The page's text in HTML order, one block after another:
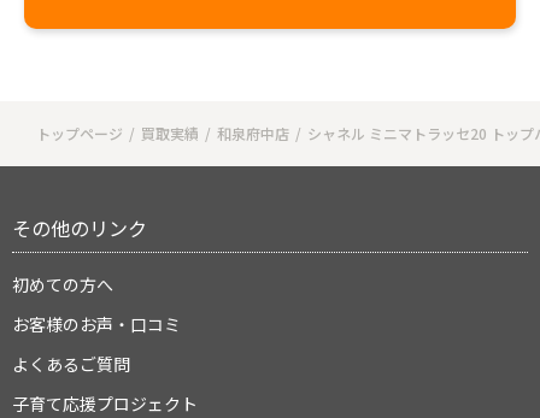
トップページ 買取実績 和泉府中店 シャネル ミニマトラッセ20 トッ
その他のリンク
初めての方へ
お客様のお声・口コミ
よくあるご質問
子育て応援プロジェクト